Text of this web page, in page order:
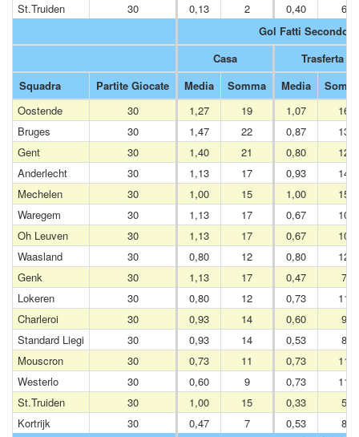
St.Truiden
30 0,13 2 0,40
6
Gol Fatti Secondo
Casa
Trasferta
Squadra
Partite Giocate Media Somma Media
Oostende
30 1,27 19 1,07
16
Bruges
30 1,47 22 0,87
13
Gent
30 1,40 21 0,80
12
Anderlecht
30 1,13 17 0,93
14
Mechelen
30 1,00 15 1,00
15
Waregem
30 1,13 17 0,67
10
Oh Leuven
30 1,13 17 0,67
10
Waasland
30 0,80 12 0,80
12
Genk
30 1,13 17 0,47
7
Lokeren
30 0,80 12 0,73
11
Charleroi
30 0,93 14 0,60
9
Standard Liegi
30 0,93 14 0,53
8
Mouscron
30 0,73 11 0,73
11
Westerlo
30 0,60 9 0,73
11
St.Truiden
30 1,00 15 0,33
5
Kortrijk
30 0,47 7 0,53
8